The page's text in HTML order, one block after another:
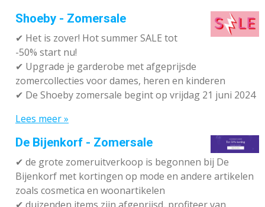
Shoeby - Zomersale
✔ Het is zover! Hot summer SALE tot
-50% start nu!
✔ Upgrade je garderobe met afgeprijsde
zomercollecties voor dames, heren en kinderen
✔ De Shoeby zomersale begint op vrijdag 21 juni 2024
Lees meer »
De Bijenkorf - Zomersale
✔ de grote zomeruitverkoop is begonnen bij De
Bijenkorf met kortingen op mode en andere artikelen
zoals cosmetica en woonartikelen
✔ duizenden items zijn afgeprijsd, profiteer van